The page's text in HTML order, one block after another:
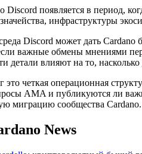
появляется в период,
инфраструктуры
Discord может дать
важные обмены мнениями
детали влияют на то,
четкая операционная
AMA и публикуются ли
миграцию сообщества Cardano.
News